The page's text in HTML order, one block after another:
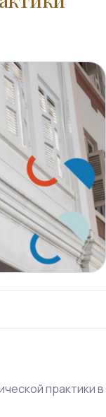
практики в